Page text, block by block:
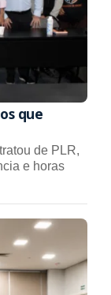
que
de PLR,
e horas